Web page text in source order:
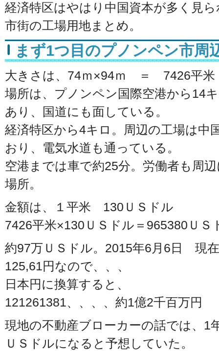
経済特区はやはり中国資本が多く見
市街の工場用地まとめ。
まず1つ目のプノンペン市周
大きさは、74ｍ×94ｍ ＝ 7426平米
場所は、プノンペン国際空港から14
あり、国道にも面している。
経済特区から4キロ。周辺の工場は中
おり、電気水道も通っている。
空港までは車で約25分。労働者も周
場所。
金額は、１平米 130ＵＳドル
7426平米×130ＵＳドル＝965380ＵＳ
約97万ＵＳドル。2015年6月6日 現
125,61円なので、、、
日本円に換算すると、
121261381、、、、約1億2千百万円
現地の不動産ブローカーの話では、1
ＵＳドルになると予想していた。